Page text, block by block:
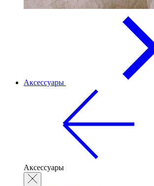
Аксессуары
Аксессуары